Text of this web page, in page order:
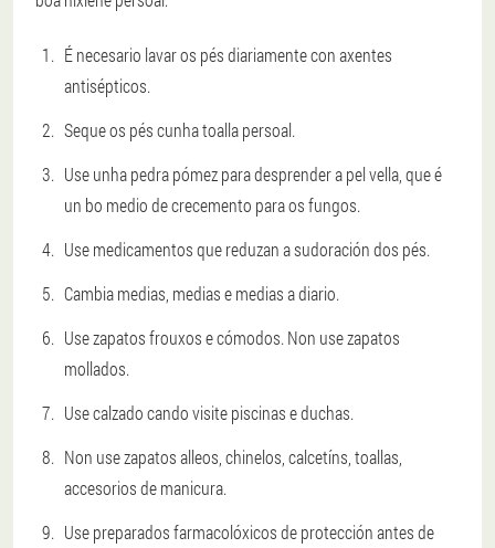
É necesario lavar os pés diariamente con axentes
antisépticos.
Seque os pés cunha toalla persoal.
Use unha pedra pómez para desprender a pel vella, que é
un bo medio de crecemento para os fungos.
Use medicamentos que reduzan a sudoración dos pés.
Cambia medias, medias e medias a diario.
Use zapatos frouxos e cómodos. Non use zapatos
mollados.
Use calzado cando visite piscinas e duchas.
Non use zapatos alleos, chinelos, calcetíns, toallas,
accesorios de manicura.
Use preparados farmacolóxicos de protección antes de